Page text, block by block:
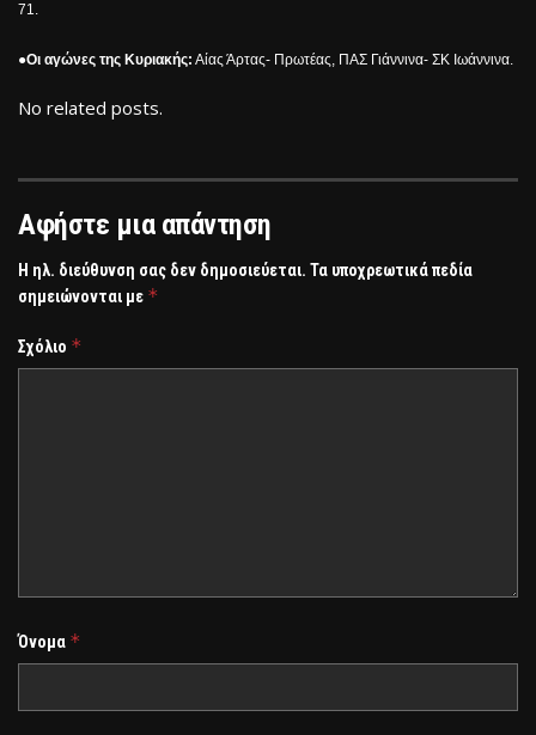
71.
●Οι αγώνες της Κυριακής: Αίας Άρτας- Πρωτέας, ΠΑΣ Γιάννινα- ΣΚ Ιωάννινα.
No related posts.
Αφήστε μια απάντηση
Η ηλ. διεύθυνση σας δεν δημοσιεύεται. Τα υποχρεωτικά πεδία
σημειώνονται με *
Σχόλιο *
Όνομα *